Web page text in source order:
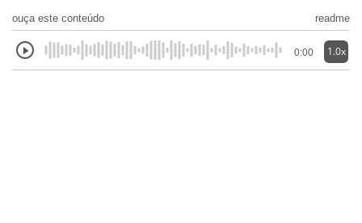
ouça este conteúdo readme
0:00 1.0x